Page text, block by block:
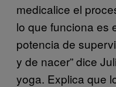
medicalice el
lo que funciona es
potencia de
y de nacer” dice
yoga. Explica que